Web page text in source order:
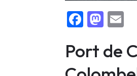
False F
a
c
e
M
a
st ai
Port de